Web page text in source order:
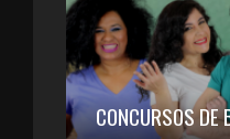
CONCURSOS DE